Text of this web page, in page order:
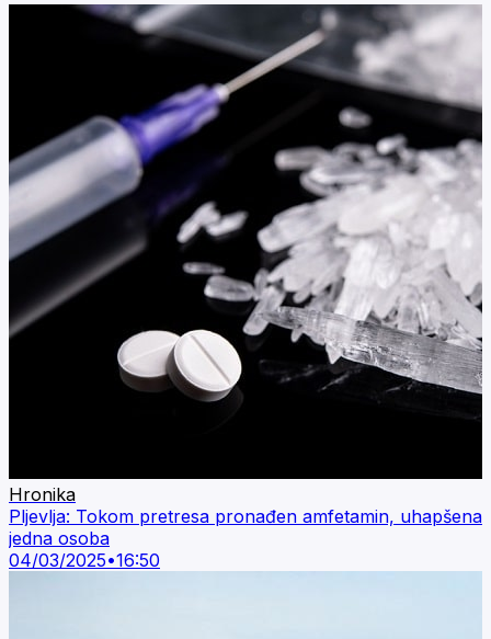
Hronika
Pljevlja: Tokom pretresa pronađen amfetamin, uhapšena
jedna osoba
04/03/2025•16:50